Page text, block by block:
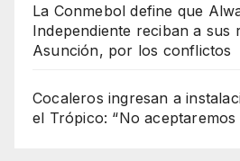
La Conmebol define que
Independiente reciban a sus
Asunción, por los conflictos
Cocaleros ingresan a
el Trópico: “No aceptaremos